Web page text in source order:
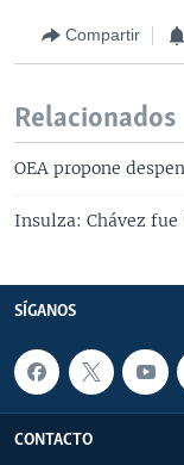
Compartir
Relacionados
OEA propone
Insulza: Chávez
SÍGANOS
CONTACTO